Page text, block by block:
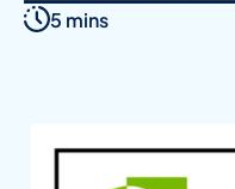
5 mins